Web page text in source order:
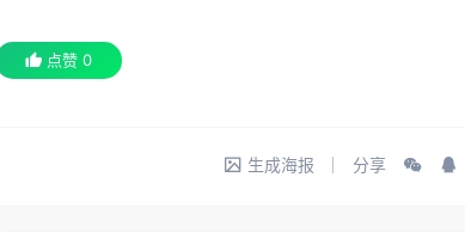
点赞 0
生成海报 分享